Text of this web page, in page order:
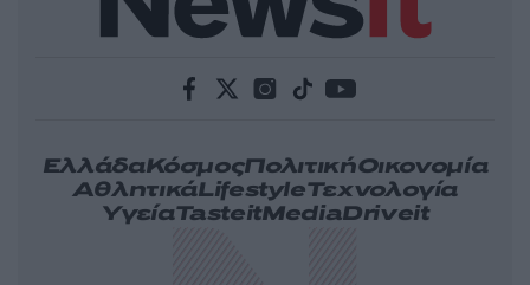
ΕλλάδαΚόσμοςΠολιτικήΟικονομία
ΑθλητικάLifestyleΤεχνολογία
ΥγείαTasteitMediaDriveit